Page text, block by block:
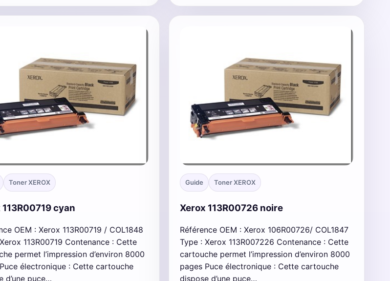
Toner XEROX
cyan
OEM : Xerox 113R00719 / COL1848
113R00719 Contenance : Cette
permet l’impression d’environ 8000
électronique : Cette cartouche
d’une puce…
Guide Toner XEROX
Xerox 113R00726 noire
Référence OEM : Xerox 106R00726/ COL1847
Type : Xerox 113R007226 Contenance : Cette
cartouche permet l’impression d’environ 8000
pages Puce électronique : Cette cartouche
dispose d’une puce…